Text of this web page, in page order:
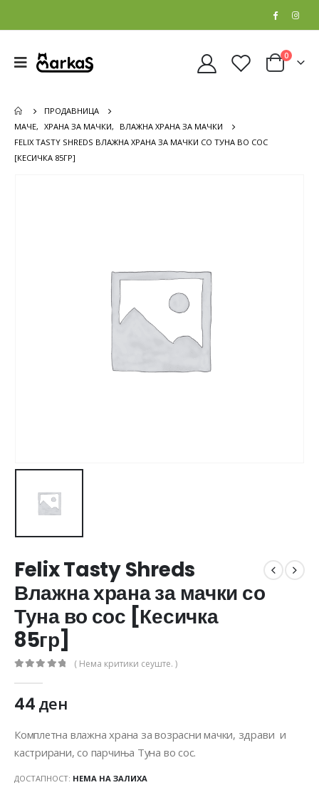
0
ПРОДАВНИЦА
МАЧЕ, ХРАНА ЗА МАЧКИ,
ВЛАЖНА ХРАНА ЗА МАЧКИ
FELIX TASTY SHREDS ВЛАЖНА ХРАНА ЗА МАЧКИ СО ТУНА ВО СОС
[КЕСИЧКА 85ГР]
Felix Tasty Shreds
Влажна храна за мачки со
Туна во сос [Кесичка
85гр]
( Нема критики сеуште. )
44ден
Комплетна влажна храна за возрасни мачки, здрави и
кастрирани, со парчиња Туна во сос.
ДОСТАПНОСТ: НЕМА НА ЗАЛИХА